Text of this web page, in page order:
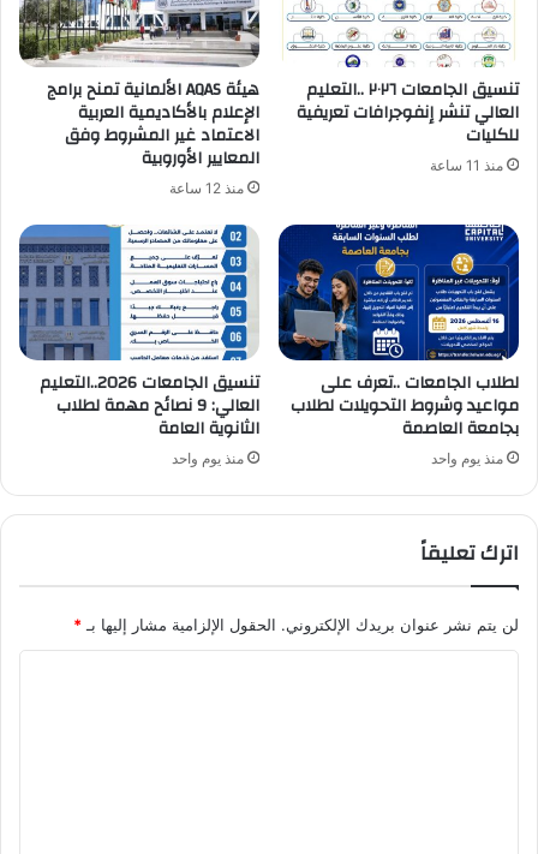
تنسيق الجامعات ٢٠٢٦ ..التعليم
العالي تنشر إنفوجرافات تعريفية
للكليات
منذ 11 ساعة
هيئة AQAS الألمانية تمنح برامج
الإعلام بالأكاديمية العربية
الاعتماد غير المشروط وفق
المعايير الأوروبية
منذ 12 ساعة
لطلاب الجامعات ..تعرف على
مواعيد وشروط التحويلات لطلاب
بجامعة العاصمة
منذ يوم واحد
تنسيق الجامعات 2026..التعليم
العالي: 9 نصائح مهمة لطلاب
الثانوية العامة
منذ يوم واحد
اترك تعليقاً
لن يتم نشر عنوان بريدك الإلكتروني. الحقول الإلزامية مشار إليها بـ *